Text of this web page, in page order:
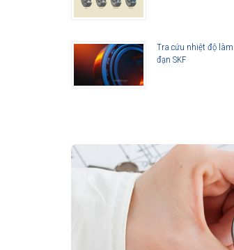
Tra cứu nhiệt độ
đạn SKF